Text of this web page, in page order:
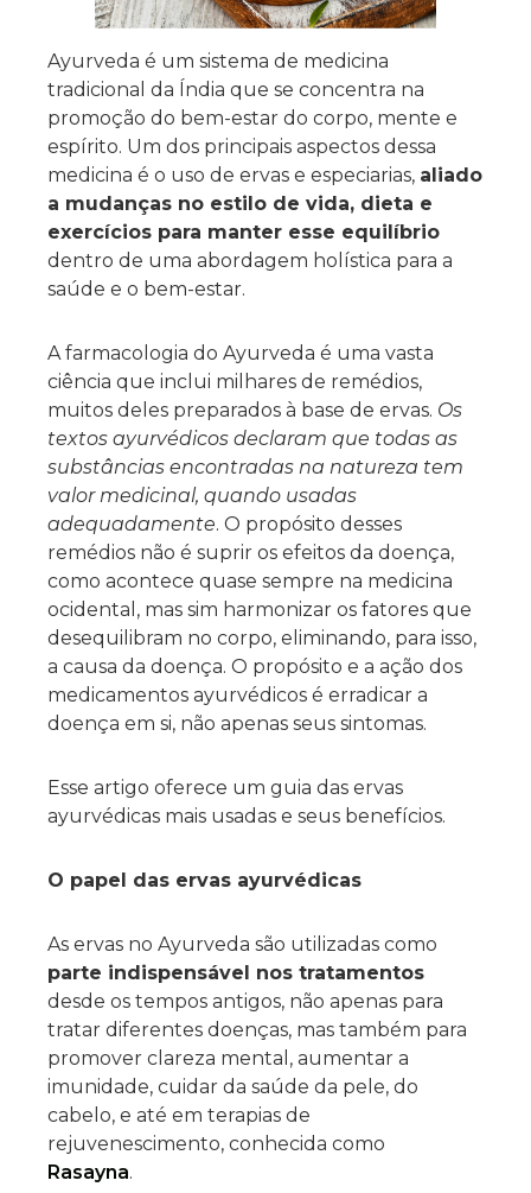
Ayurveda é um sistema de medicina
tradicional da Índia que se concentra na
promoção do bem-estar do corpo, mente e
espírito. Um dos principais aspectos dessa
medicina é o uso de ervas e especiarias, aliado
a mudanças no estilo de vida, dieta e
exercícios para manter esse equilíbrio
dentro de uma abordagem holística para a
saúde e o bem-estar.
A farmacologia do Ayurveda é uma vasta
ciência que inclui milhares de remédios,
muitos deles preparados à base de ervas. Os
textos ayurvédicos declaram que todas as
substâncias encontradas na natureza tem
valor medicinal, quando usadas
adequadamente. O propósito desses
remédios não é suprir os efeitos da doença,
como acontece quase sempre na medicina
ocidental, mas sim harmonizar os fatores que
desequilibram no corpo, eliminando, para isso,
a causa da doença. O propósito e a ação dos
medicamentos ayurvédicos é erradicar a
doença em si, não apenas seus sintomas.
Esse artigo oferece um guia das ervas
ayurvédicas mais usadas e seus benefícios.
O papel das ervas ayurvédicas
As ervas no Ayurveda são utilizadas como
parte indispensável nos tratamentos
desde os tempos antigos, não apenas para
tratar diferentes doenças, mas também para
promover clareza mental, aumentar a
imunidade, cuidar da saúde da pele, do
cabelo, e até em terapias de
rejuvenescimento, conhecida como
Rasayna.